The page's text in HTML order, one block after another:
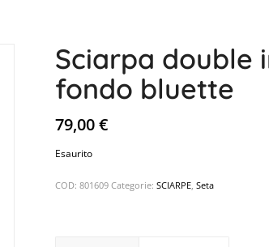
Sciarpa double
fondo bluette
79,00€
Esaurito
COD:801609 Categorie:SCIARPE,Seta